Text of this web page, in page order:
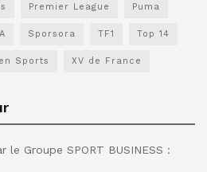
Premier League Puma
Sporsora TF1 Top 14
Sports XV de France
Groupe SPORT BUSINESS :